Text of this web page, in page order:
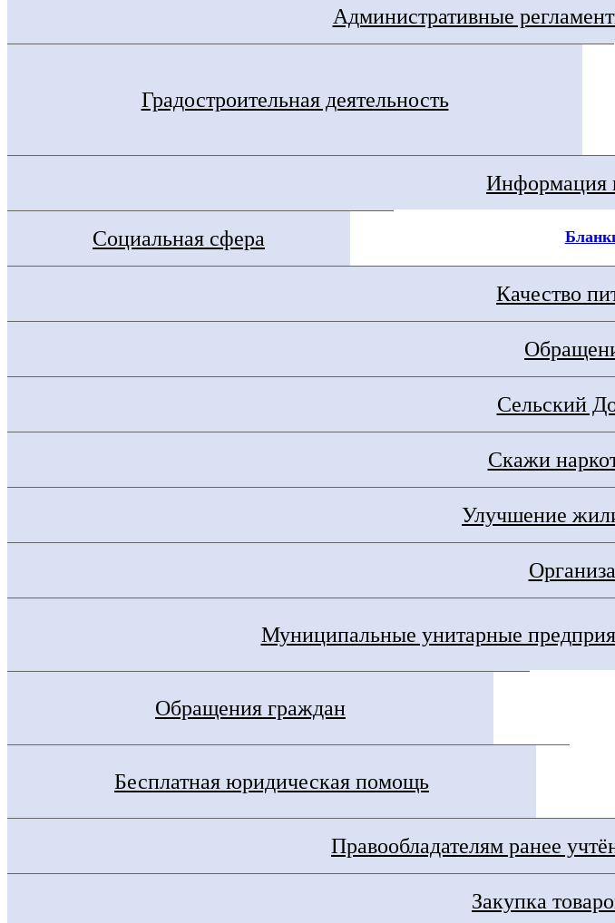
Административные
Градостроительная деятельность
Информация
Социальная сфера
Качество
Сельский
Скажи
Улучшение
Муниципальные унитарные
Обращения граждан
Бесплатная юридическая помощь
Правообладателям ранее
Закупка